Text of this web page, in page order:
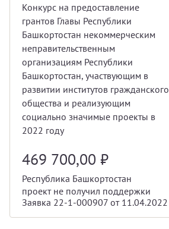
Конкурс на предоставление
грантов Главы Республики
Башкортостан некоммерческим
неправительственным
организациям Республики
Башкортостан, участвующим в
развитии институтов гражданского
общества и реализующим
социально значимые проекты в
2022 году
469 700,00 ₽
Республика Башкортостан
проект не получил поддержки
Заявка 22-1-000907 от 11.04.2022